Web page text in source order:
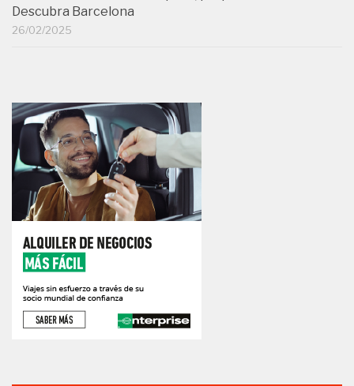
Descubra Barcelona
26/02/2025